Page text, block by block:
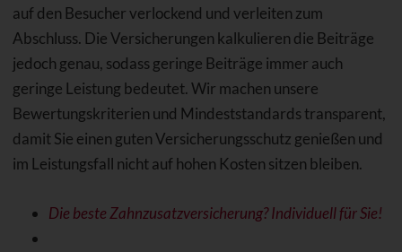
auf den Besucher verlockend und verleiten zum
Abschluss. Die Versicherungen kalkulieren die Beiträge
jedoch genau, sodass geringe Beiträge immer auch
geringe Leistung bedeutet. Wir machen unsere
Bewertungskriterien und Mindeststandards transparent,
damit Sie einen guten Versicherungsschutz genießen und
im Leistungsfall nicht auf hohen Kosten sitzen bleiben.
Die beste Zahnzusatzversicherung? Individuell für Sie!